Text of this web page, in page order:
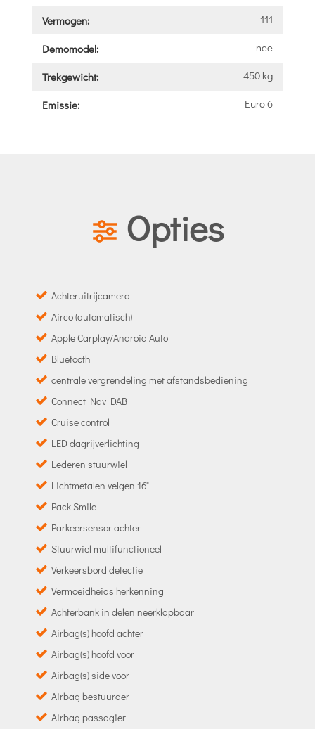
Vermogen: 111
Demomodel: nee
Trekgewicht: 450 kg
Emissie: Euro 6
Opties
Achteruitrijcamera
Airco (automatisch)
Apple Carplay/Android Auto
Bluetooth
centrale vergrendeling met afstandsbediening
Connect Nav DAB
Cruise control
LED dagrijverlichting
Lederen stuurwiel
Lichtmetalen velgen 16"
Pack Smile
Parkeersensor achter
Stuurwiel multifunctioneel
Verkeersbord detectie
Vermoeidheids herkenning
Achterbank in delen neerklapbaar
Airbag(s) hoofd achter
Airbag(s) hoofd voor
Airbag(s) side voor
Airbag bestuurder
Airbag passagier